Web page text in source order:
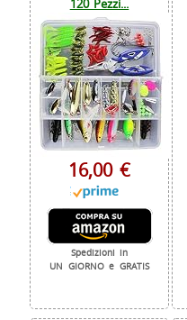
120 Pezzi...
16,00 €
Spedizioni in
UN GIORNO e GRATIS